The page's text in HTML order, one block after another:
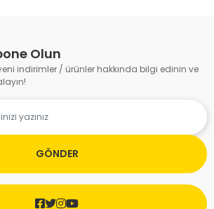
Olun
indirimler / ürünler hakkında bilgi edinin ve
GÖNDER